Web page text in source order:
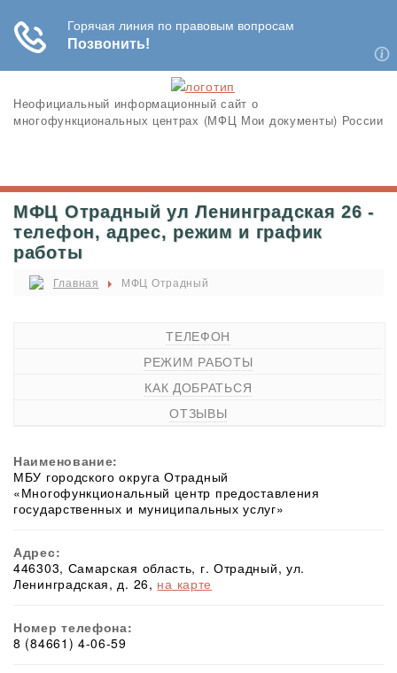
Неофициальный информационный сайт о
многофункциональных центрах (МФЦ Мои документы) России
МФЦ Отрадный ул Ленинградская 26 -
телефон, адрес, режим и график
работы
Главная МФЦ Отрадный
ТЕЛЕФОН
РЕЖИМ РАБОТЫ
КАК ДОБРАТЬСЯ
ОТЗЫВЫ
Наименование:
МБУ городского округа Отрадный
«Многофункциональный центр предоставления
государственных и муниципальных услуг»
Адрес:
446303, Самарская область, г. Отрадный, ул.
Ленинградская, д. 26, на карте
Номер телефона:
8 (84661) 4-06-59